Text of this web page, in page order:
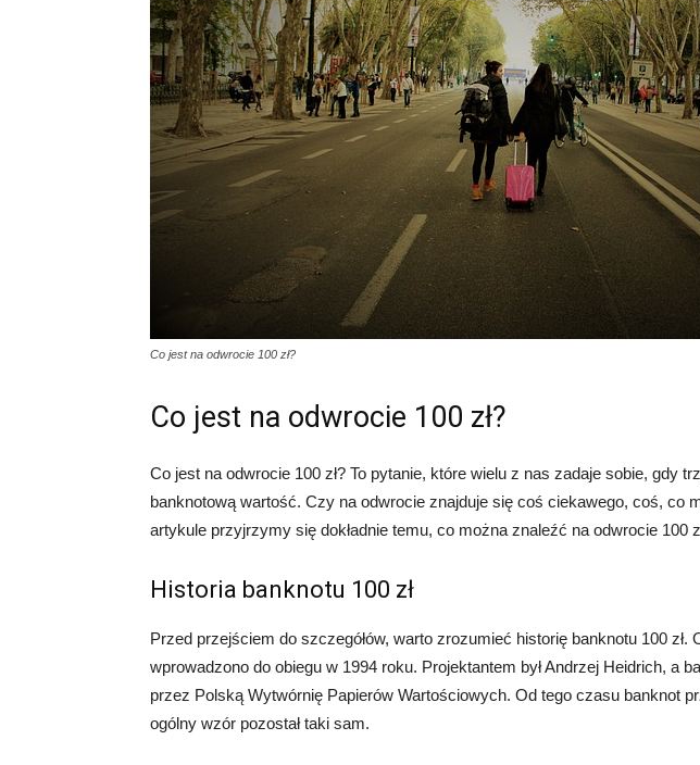
Co jest na odwrocie 100 zł?
Co jest na odwrocie 100 zł?
Co jest na odwrocie 100 zł? To pytanie, które wielu z nas zadaje sobie, gdy
banknotową wartość. Czy na odwrocie znajduje się coś ciekawego, coś, co
artykule przyjrzymy się dokładnie temu, co można znaleźć na odwrocie 100
Historia banknotu 100 zł
Przed przejściem do szczegółów, warto zrozumieć historię banknotu 100 zł.
wprowadzono do obiegu w 1994 roku. Projektantem był Andrzej Heidrich, a
przez Polską Wytwórnię Papierów Wartościowych. Od tego czasu banknot
ogólny wzór pozostał taki sam.